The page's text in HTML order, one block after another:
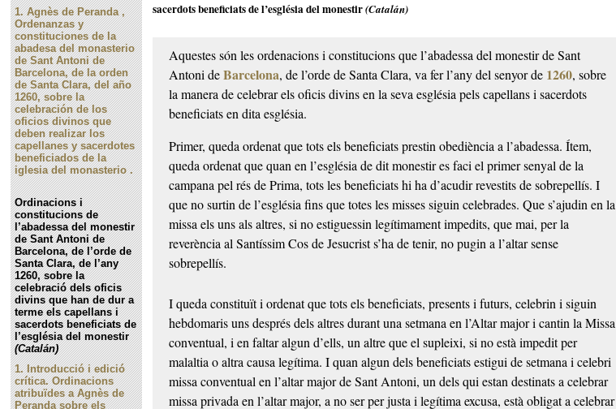
1.Agnès de Peranda ,
Ordenanzas y
constituciones de la
abadesa del monasterio
de Sant Antoni de
Barcelona, de la orden
de Santa Clara, del año
1260, sobre la
celebración de los
oficios divinos que
deben realizar los
capellanes y sacerdotes
beneficiados de la
iglesia del monasterio .
Ordinacions i
constitucions de
l’abadessa del monestir
de Sant Antoni de
Barcelona, de l’orde de
Santa Clara, de l’any
1260, sobre la
celebració dels oficis
divins que han de dur a
terme els capellans i
sacerdots beneficiats de
l’església del monestir
(Catalán)
1.Introducció i edició
crítica. Ordinacions
atribuïdes a Agnès de
Peranda sobre els
sacerdots beneficiats de l’església del monestir(Catalán)
Aquestes són les ordenacions i constitucions que l’abadessa del monestir de Sant
Antoni deBarcelona, de l’orde de Santa Clara, va fer l’any del senyor de 1260, sobre
la manera de celebrar els oficis divins en la seva església pels capellans i sacerdots
beneficiats en dita església.
Primer, queda ordenat que tots els beneficiats prestin obediència a l’abadessa. Ítem,
queda ordenat que quan en l’església de dit monestir es faci el primer senyal de la
campana pel rés de Prima, tots les beneficiats hi ha d’acudir revestits de sobrepellís. I
que no surtin de l’església fins que totes les misses siguin celebrades. Que s’ajudin en la
missa els uns als altres, si no estiguessin legítimament impedits, que mai, per la
reverència al Santíssim Cos de Jesucrist s’ha de tenir, no pugin a l’altar sense
sobrepellís.
I queda constituït i ordenat que tots els beneficiats, presents i futurs, celebrin i siguin
hebdomaris uns després dels altres durant una setmana en l’Altar major i cantin la Missa
conventual, i en faltar algun d’ells, un altre que el supleixi, si no està impedit per
malaltia o altra causa legítima. I quan algun dels beneficiats estigui de setmana i celebri
missa conventual en l’altar major de Sant Antoni, un dels qui estan destinats a celebrar
missa privada en l’altar major, a no ser per justa i legítima excusa, està obligat a celebrar